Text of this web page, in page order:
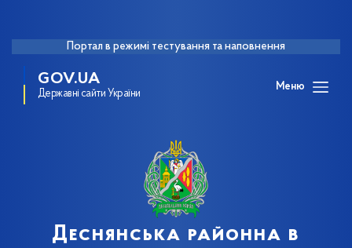
Портал в режимі тестування та наповнення
GOV.UA
Державні сайти України
Меню
Деснянська районна в